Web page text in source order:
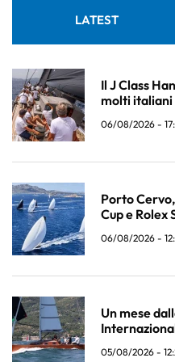
LATEST
Il J Class
molti italiani
06/08/2026 -
Porto
Cup e Rolex
06/08/2026 -
Un mese
05/08/2026 -